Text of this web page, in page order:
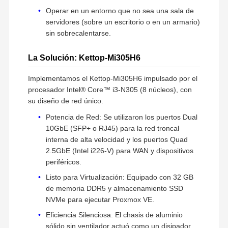
Operar en un entorno que no sea una sala de
servidores (sobre un escritorio o en un armario)
sin sobrecalentarse.
La Solución: Kettop-Mi305H6
Implementamos el Kettop-Mi305H6 impulsado por el
procesador Intel® Core™ i3-N305 (8 núcleos), con
su diseño de red único.
Potencia de Red: Se utilizaron los puertos Dual
10GbE (SFP+ o RJ45) para la red troncal
interna de alta velocidad y los puertos Quad
2.5GbE (Intel i226-V) para WAN y dispositivos
periféricos.
Listo para Virtualización: Equipado con 32 GB
de memoria DDR5 y almacenamiento SSD
NVMe para ejecutar Proxmox VE.
Eficiencia Silenciosa: El chasis de aluminio
sólido sin ventilador actuó como un disipador